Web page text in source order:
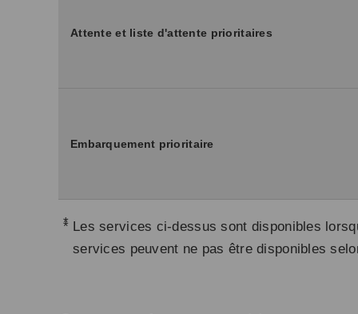
Attente et liste d'attente prioritaires
Embarquement prioritaire
* Les services ci-dessus sont disponibles
services peuvent ne pas être disponibles